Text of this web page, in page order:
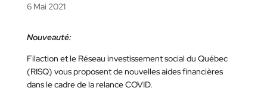
6 Mai 2021
Nouveauté:
Filaction et le Réseau investissement social du Québec
(RISQ) vous proposent de nouvelles aides financières
dans le cadre de la relance COVID.